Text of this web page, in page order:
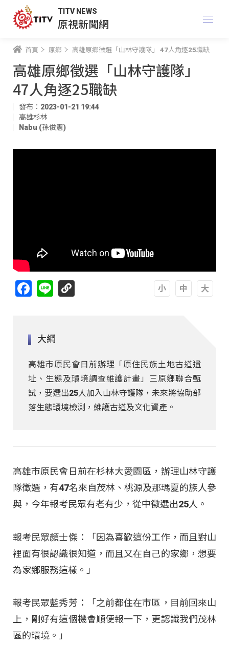
TITV NEWS
原視新聞網
首頁 原鄉 高雄原鄉徵選「山林守護隊」 47人角逐25職缺
高雄原鄉徵選「山林守護隊」
47人角逐25職缺
發布：2023-01-21 19:44
高雄杉林
Nabu (孫俊憲)
Facebook
Line
大綱
高雄市原民會日前辦理「原住民族土地古道遺
址、生態及環境調查維護計畫」三原鄉聯合甄
試，要選出25人加入山林守護隊，未來將協助部
落生態環境檢測，維護古道及文化資產。
高雄市原民會日前在杉林大愛園區，辦理山林守護
隊徵選，有47名來自茂林、桃源及那瑪夏的族人參
與，今年報考民眾有老有少，從中徵選出25人。
報考民眾顏士傑：「因為喜歡這份工作，而且對山
裡面有很認識很知道，而且又在自己的家鄉，想要
為家鄉服務這樣。」
報考民眾藍秀芳：「之前都住在市區，目前回來山
上，剛好有這個機會順便報一下，更認識我們茂林
區的環境。」